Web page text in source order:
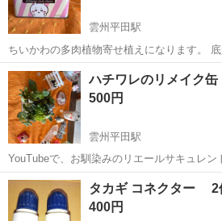
雲州平田駅
ちいかわの多肉植物寄せ植えになります。 底
入れてあります。 YouTubeでお馴染みのリ
す。 こないだ、出雲の大社うらら館にパパが
入したものです。 葉挿し...
島根 出雲市 雲州平田駅 その他
ハチワレのリメイク
500円
雲州平田駅
YouTubeで、お馴染みのリエールサキュレン
せ植えになります。 葉挿しが育てば、8000円
かわの元の缶が800円なので、多肉植物と合
買い得です♪ ち...
島根 出雲市 雲州平田駅 その他
タカギ コネクター 2
400円